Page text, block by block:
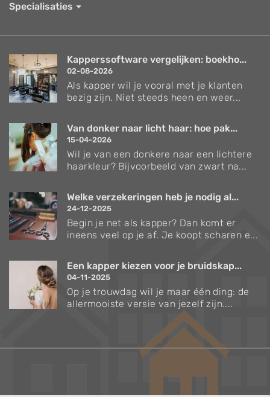
Specialisaties
Kapperssoftware vergelijken: boekho...
02-08-2026
Als kapper wil je vooral met je klanten
bezig zijn. Niet steeds heen en weer...
Van donker naar licht haar: hoe pak...
15-04-2026
Wil je van een donkere naar een lichtere
haarkleur? Bijvoorbeeld van zwart na...
Welke verzekeringen heb je nodig al...
24-12-2025
Begin je net als kapper? Dan komt er
ineens veel op je af. Je koopt scharen e...
Een kapper kiezen voor je bruidskap...
04-11-2025
Op je trouwdag wil je maar één ding: de
allermooiste versie van jezelf zijn....